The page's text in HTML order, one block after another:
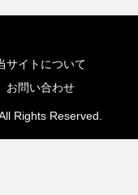
サイトについて
お問い合わせ
Rights Reserved.